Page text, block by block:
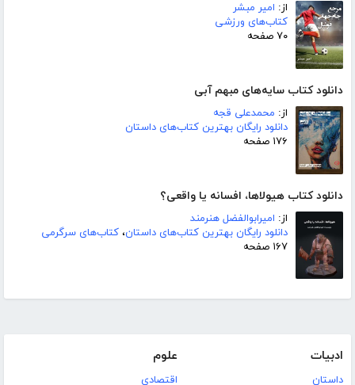
از: امیر مبشر
کتاب‌های ورزشی
۷۰ صفحه
دانلود کتاب سایه‌های مبهم آبی
از: محمدعلی قجه
دانلود رایگان بهترین کتاب‌های داستان
۱۷۶ صفحه
دانلود کتاب هیولاها، افسانه یا واقعی؟
از: امیرابوالفضل هنرمند
دانلود رایگان بهترین کتاب‌های داستان، کتاب‌های سرگرمی
۱۶۷ صفحه
ادبیات
داستان
علوم
اقتصادی